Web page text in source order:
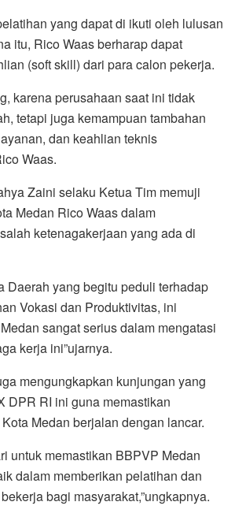
yang dapat di ikuti oleh lulusan
itu, Rico Waas berharap dapat
(soft skill) dari para calon pekerja.
karena perusahaan saat ini tidak
tetapi juga kemampuan tambahan
dan keahlian teknis
Waas.
Zaini selaku Ketua Tim memuji
Medan Rico Waas dalam
ketenagakerjaan yang ada di
Daerah yang begitu peduli terhadap
Vokasi dan Produktivitas, ini
sangat serius dalam mengatasi
kerja ini”ujarnya.
mengungkapkan kunjungan yang
DPR RI ini guna memastikan
Medan berjalan dengan lancar.
untuk memastikan BBPVP Medan
dalam memberikan pelatihan dan
bagi masyarakat,”ungkapnya.